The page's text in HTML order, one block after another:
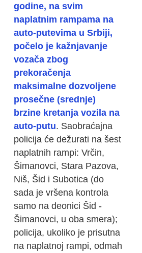
godine, na svim
naplatnim rampama na
auto-putevima u Srbiji,
počelo je kažnjavanje
vozača zbog
prekoračenja
maksimalne dozvoljene
prosečne (srednje)
brzine kretanja vozila na
auto-putu. Saobraćajna
policija će dežurati na šest
naplatnih rampi: Vrčin,
Šimanovci, Stara Pazova,
Niš, Šid i Subotica (do
sada je vršena kontrola
samo na deonici Šid -
Šimanovci, u oba smera);
policija, ukoliko je prisutna
na naplatnoj rampi, odmah